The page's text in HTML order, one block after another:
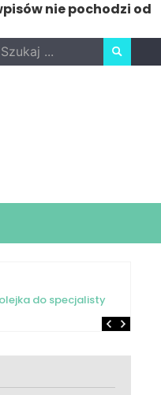
nie pochodzi od
Search
do specjalisty